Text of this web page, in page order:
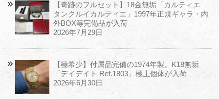
【奇跡のフルセット】18金無垢「カルティエ
タンクルイカルティエ」1997年正規ギャラ・内
外BOX等完備品が入荷
2026年7月29日
【極希少】付属品完備の1974年製。K18無垢
「デイデイト Ref.1803」極上個体が入荷
2026年6月30日